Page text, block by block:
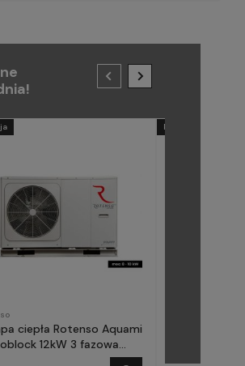
ciepła Rotenso Aquami
12kW 3 fazowa
Promocja